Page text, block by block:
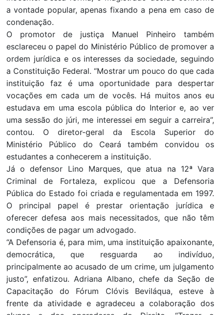
a vontade popular, apenas fixando a pena em caso de
condenação.
O promotor de justiça Manuel Pinheiro também
esclareceu o papel do Ministério Público de promover a
ordem jurídica e os interesses da sociedade, seguindo
a Constituição Federal. “Mostrar um pouco do que cada
instituição faz é uma oportunidade para despertar
vocações em cada um de vocês. Há muitos anos eu
estudava em uma escola pública do Interior e, ao ver
uma sessão do júri, me interessei em seguir a carreira”,
contou. O diretor-geral da Escola Superior do
Ministério Público do Ceará também convidou os
estudantes a conhecerem a instituição.
Já o defensor Lino Marques, que atua na 12ª Vara
Criminal de Fortaleza, explicou que a Defensoria
Pública do Estado foi criada e regulamentada em 1997.
O principal papel é prestar orientação jurídica e
oferecer defesa aos mais necessitados, que não têm
condições de pagar um advogado.
“A Defensoria é, para mim, uma instituição apaixonante,
democrática, que resguarda ao indivíduo,
principalmente ao acusado de um crime, um julgamento
justo”, enfatizou. Adriana Albano, chefe da Seção de
Capacitação do Fórum Clóvis Beviláqua, esteve à
frente da atividade e agradeceu a colaboração dos